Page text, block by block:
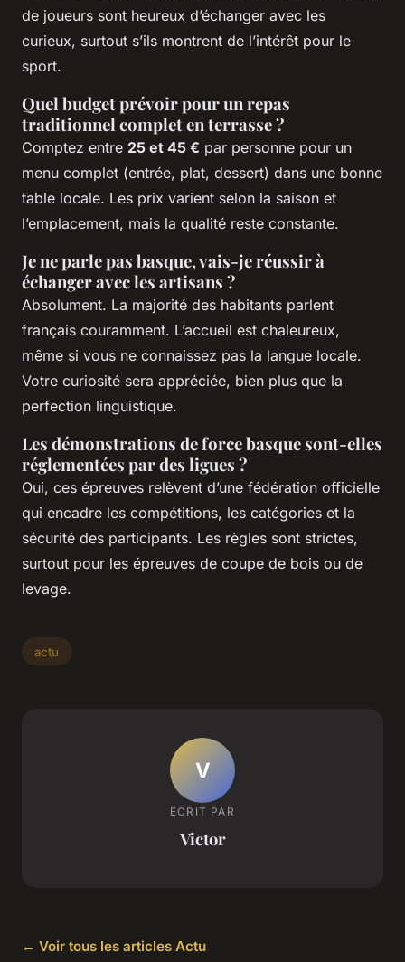
de joueurs sont heureux d’échanger avec les
curieux, surtout s’ils montrent de l’intérêt pour le
sport.
Quel budget prévoir pour un repas
traditionnel complet en terrasse ?
Comptez entre 25 et 45 € par personne pour un
menu complet (entrée, plat, dessert) dans une bonne
table locale. Les prix varient selon la saison et
l’emplacement, mais la qualité reste constante.
Je ne parle pas basque, vais-je réussir à
échanger avec les artisans ?
Absolument. La majorité des habitants parlent
français couramment. L’accueil est chaleureux,
même si vous ne connaissez pas la langue locale.
Votre curiosité sera appréciée, bien plus que la
perfection linguistique.
Les démonstrations de force basque sont-elles
réglementées par des ligues ?
Oui, ces épreuves relèvent d’une fédération officielle
qui encadre les compétitions, les catégories et la
sécurité des participants. Les règles sont strictes,
surtout pour les épreuves de coupe de bois ou de
levage.
actu
V
ECRIT PAR
Victor
← Voir tous les articles Actu